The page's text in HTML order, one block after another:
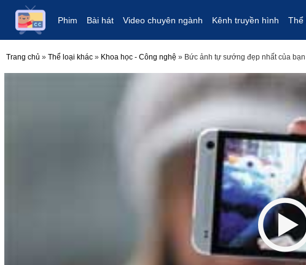
Phim Bài hát Video chuyên ngành Kênh truyền hình Thể
Trang chủ » Thể loại khác » Khoa học - Công nghệ » Bức ảnh tự sướng đẹp nhất của